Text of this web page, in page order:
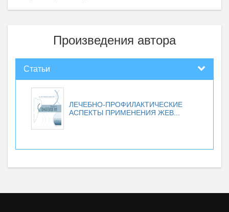
Произведения автора
Статьи
ЛЕЧЕБНО-ПРОФИЛАКТИЧЕСКИЕ
АСПЕКТЫ ПРИМЕНЕНИЯ ЖЕВ...